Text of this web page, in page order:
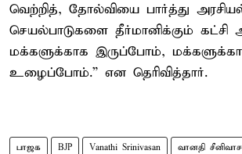
வெற்றித், தோல்வியை பார்த்து
செயல்பாடுகளை தீர்மானிக்கும்
மக்களுக்காக இருப்போம்,
உழைப்போம்.” என தெரிவித்தார்.
பாஜக BJP Vanathi Srinivasan வானதி